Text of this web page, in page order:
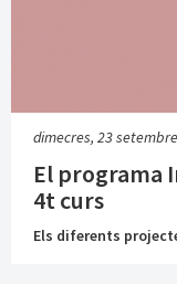
dimecres, 23
El programa
4t curs
Els diferents